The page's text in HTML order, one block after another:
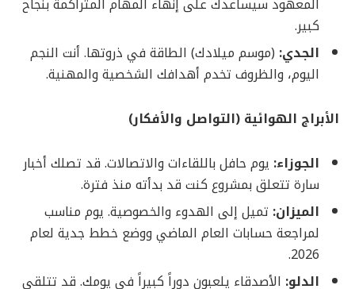
المعهود سيساعدك على إنهاء المهام المتراكمة بنجاح
كبير.
الجدي: (موسم ميلادك) الطاقة في ذروتها. أنت النجم
اليوم، والظروف تخدم أهدافك الشخصية والمهنية.
الأبراج الهوائية (التواصل والأفكار)
الجوزاء: يوم حافل باللقاءات والاتصالات. قد تصلك أخبار
سارة تتعلق بمشروع كنت قد بدأته منذ فترة.
الميزان: تميل إلى الهدوء والخصوصية. يوم مناسب
لمراجعة حسابات العام الماضي ووضع خطط جدية لعام
2026.
الدلو: الأصدقاء يلعبون دوراً كبيراً في يومك. قد تتلقى